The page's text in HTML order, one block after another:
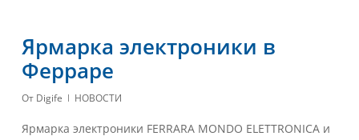
Ярмарка электроники в
Ферраре
От Digife НОВОСТИ
Ярмарка электроники FERRARA MONDO ELETTRONICA и